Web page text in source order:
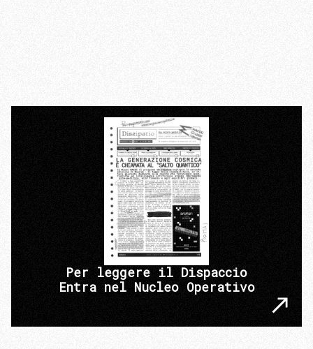
Per leggere il Dispaccio
Entra nel Nucleo Operativo